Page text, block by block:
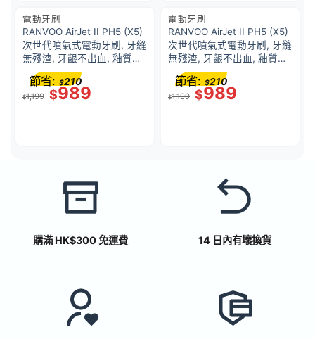
電動牙刷
RANVOO AirJet II PH5 (X5)
次世代噴氣式電動牙刷, 牙縫
無殘渣, 牙齦不出血, 釉質不
磨損, 亮白牙齒, 保護牙齦,
超強潔淨力, AI 智慧芯片, 靈
活深入後槽, 磁吸充電壁掛
$1,199 $989
節省: $210
電動牙刷
RANVOO AirJet II PH5 (X5)
次世代噴氣式電動牙刷, 牙縫
無殘渣, 牙齦不出血, 釉質不
磨損, 亮白牙齒, 保護牙齦,
超強潔淨力, AI 智慧芯片, 靈
活深入後槽, 磁吸充電壁掛
$1,199 $989
節省: $210
購滿 HK$300 免運費 14 日內有壞換貨